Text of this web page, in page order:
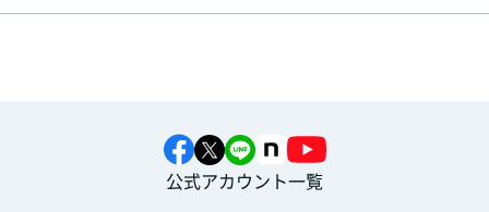
公式アカウント一覧